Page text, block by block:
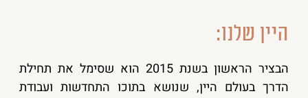
היין שלנו:
הבציר הראשון בשנת 2015 הוא שסימל את תחילת
הדרך בעולם היין, שנושא בתוכו התחדשות ועבודת